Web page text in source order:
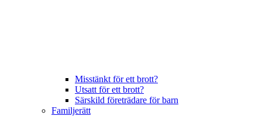
Misstänkt för ett brott?
Utsatt för ett brott?
Särskild företrädare för barn
Familjerätt